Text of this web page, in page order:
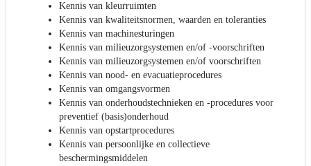
Kennis van kleurruimten
Kennis van kwaliteitsnormen, waarden en toleranties
Kennis van machinesturingen
Kennis van milieuzorgsystemen en/of -voorschriften
Kennis van milieuzorgsystemen en/of voorschriften
Kennis van nood- en evacuatieprocedures
Kennis van omgangsvormen
Kennis van onderhoudstechnieken en -procedures voor
preventief (basis)onderhoud
Kennis van opstartprocedures
Kennis van persoonlijke en collectieve
beschermingsmiddelen